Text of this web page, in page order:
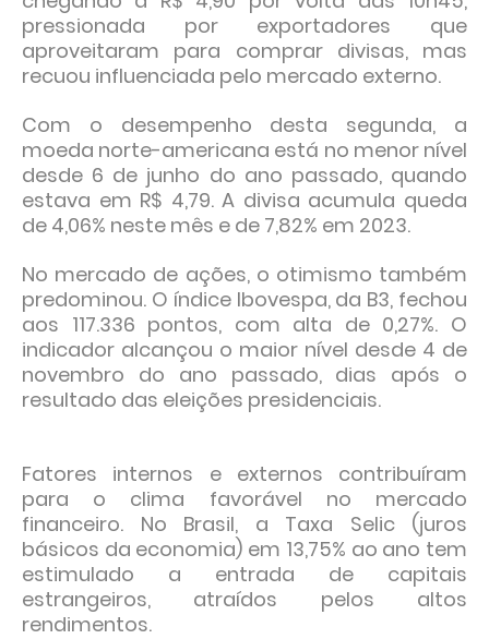
pressionada por exportadores que
aproveitaram para comprar divisas, mas
recuou influenciada pelo mercado externo.
Com o desempenho desta segunda, a
moeda norte-americana está no menor nível
desde 6 de junho do ano passado, quando
estava em R$ 4,79. A divisa acumula queda
de 4,06% neste mês e de 7,82% em 2023.
No mercado de ações, o otimismo também
predominou. O índice Ibovespa, da B3, fechou
aos 117.336 pontos, com alta de 0,27%. O
indicador alcançou o maior nível desde 4 de
novembro do ano passado, dias após o
resultado das eleições presidenciais.
Fatores internos e externos contribuíram
para o clima favorável no mercado
financeiro. No Brasil, a Taxa Selic (juros
básicos da economia) em 13,75% ao ano tem
estimulado a entrada de capitais
estrangeiros, atraídos pelos altos
rendimentos.